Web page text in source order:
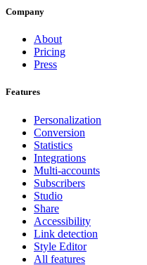
Company
About
Pricing
Press
Features
Personalization
Conversion
Statistics
Integrations
Multi-accounts
Subscribers
Studio
Share
Accessibility
Link detection
Style Editor
All features